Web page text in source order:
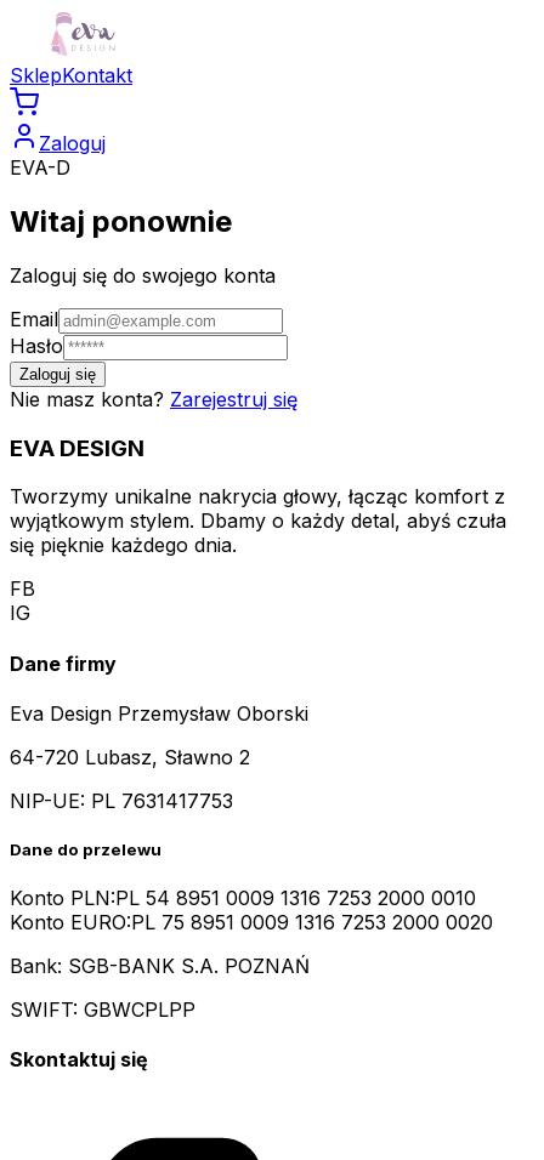
SklepKontakt
Zaloguj
EVA-D
Witaj ponownie
Zaloguj się do swojego konta
Email
Hasło
Zaloguj się
Nie masz konta? Zarejestruj się
EVA DESIGN
Tworzymy unikalne nakrycia głowy, łącząc komfort z
wyjątkowym stylem. Dbamy o każdy detal, abyś czuła
się pięknie każdego dnia.
FB
IG
Dane firmy
Eva Design Przemysław Oborski
64-720 Lubasz, Sławno 2
NIP-UE: PL 7631417753
Dane do przelewu
Konto PLN:PL 54 8951 0009 1316 7253 2000 0010
Konto EURO:PL 75 8951 0009 1316 7253 2000 0020
Bank: SGB-BANK S.A. POZNAŃ
SWIFT: GBWCPLPP
Skontaktuj się